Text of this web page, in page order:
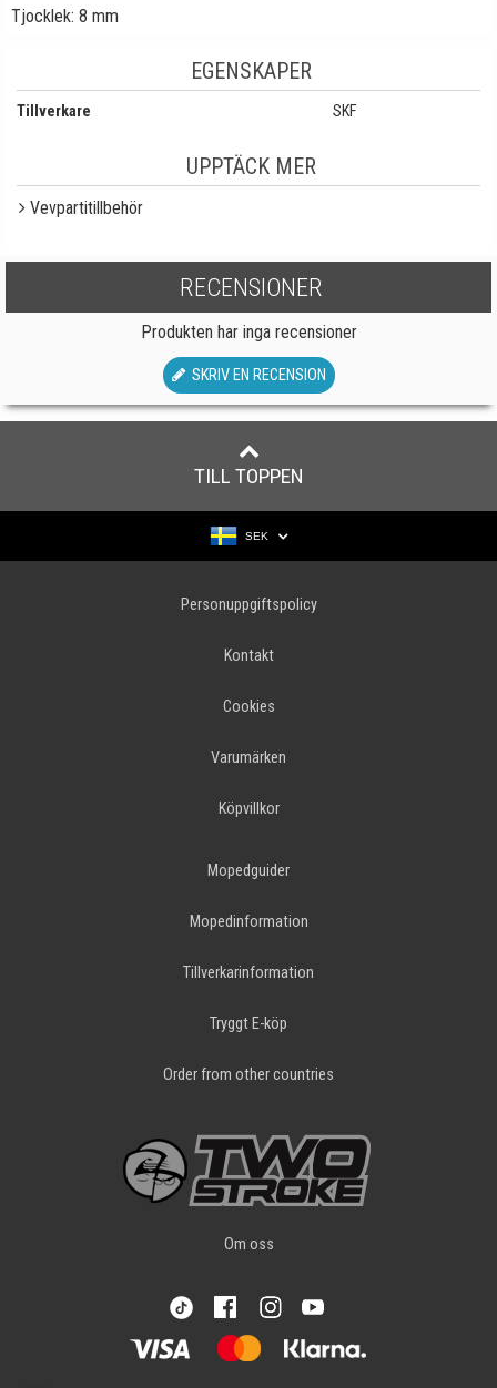
Tjocklek: 8 mm
EGENSKAPER
Tillverkare SKF
UPPTÄCK MER
Vevpartitillbehör
RECENSIONER
Produkten har inga recensioner
SKRIV EN RECENSION
TILL TOPPEN
SEK
Personuppgiftspolicy
Kontakt
Cookies
Varumärken
Köpvillkor
Mopedguider
Mopedinformation
Tillverkarinformation
Tryggt E-köp
Order from other countries
Om oss